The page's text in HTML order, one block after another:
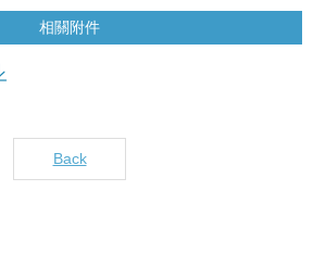
相關附件
Back